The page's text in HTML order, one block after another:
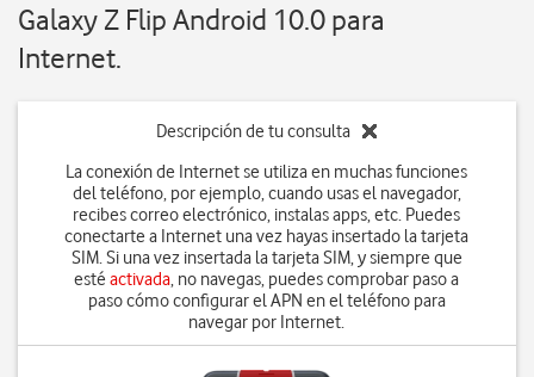
Galaxy Z Flip Android 10.0 para
Internet.
Descripción de tu consulta
La conexión de Internet se utiliza en muchas funciones
del teléfono, por ejemplo, cuando usas el navegador,
recibes correo electrónico, instalas apps, etc. Puedes
conectarte a Internet una vez hayas insertado la tarjeta
SIM. Si una vez insertada la tarjeta SIM, y siempre que
estéactivada, no navegas, puedes comprobar paso a
paso cómo configurar el APN en el teléfono para
navegar por Internet.